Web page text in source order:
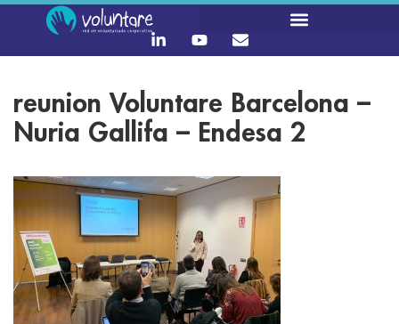
reunion Voluntare Barcelona –
Nuria Gallifa – Endesa 2